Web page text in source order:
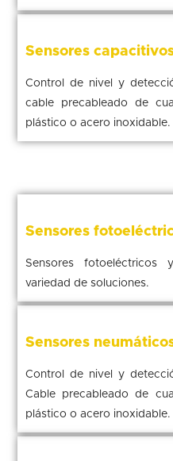
Sensores
Control de nivel y
cable precableado de
plástico o acero inoxidable.
Sensores
Sensores
variedad de soluciones.
Sensores
Control de nivel y
Cable precableado de
plástico o acero inoxidable.